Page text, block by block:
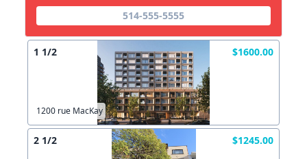
514-555-5555
1 1/2 $1600.00
1200 rue MacKay
2 1/2 $1245.00
X Fermer Envoyez